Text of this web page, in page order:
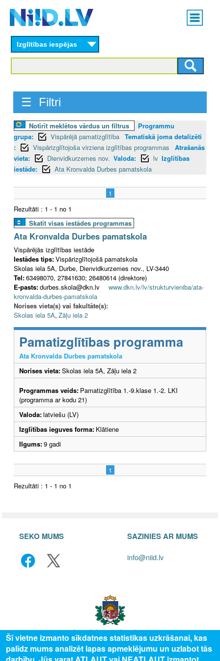
content
Main
menu
Izglītības iespējas
☰ Filtri
Notīrīt meklētos vārdus un filtrus
Programmu
grupa:
Vispārējā pamatizglītība Tematiskā joma detalizēti
:
Vispārizglītojoša virziena izglītības programmas
Atrašanās
vieta:
Dienvidkurzemes nov. Valoda: lv Izglītības
iestāde:
Ata Kronvalda Durbes pamatskola
1
Rezultāti : 1 - 1 no 1
Skatīt visas iestādes programmas
Ata Kronvalda Durbes pamatskola
Vispārējās izglītības iestāde
Iestādes tips:Vispārizglītojošā pamatskola
Skolas iela 5A, Durbe, Dienvidkurzemes nov., LV-3440
Tel:63498070, 27841630; 26480614 (direktore)
E-pasts:durbes.skola@dkn.lv www.dkn.lv/lv/strukturvieniba/ata-
kronvalda-durbes-pamatskola
Norises vieta(s) vai fakultāte(s):
Skolas iela 5A, Zāļu iela 2
Pamatizglītības programma
Ata Kronvalda Durbes pamatskola
Norises vieta:Skolas iela 5A, Zāļu iela 2
Programmas veids: Pamatizglītība 1.-9.klase 1.-2. LKI
(programma ar kodu 21)
Valoda:latviešu (LV)
Izglītības ieguves forma: Klātiene
Ilgums:9 gadi
1
Rezultāti : 1 - 1 no 1
SEKO MUMS SAZINIES AR MUMS
info@niid.lv
© 2025 Valsts izglītības attīstības aģentūra, publicētā satura visas tiesības
Šī vietne izmanto sīkdatnes statistikas uzkrāšanai, kas
palīdz mums analizēt lapas apmeklējumu un uzlabot tās